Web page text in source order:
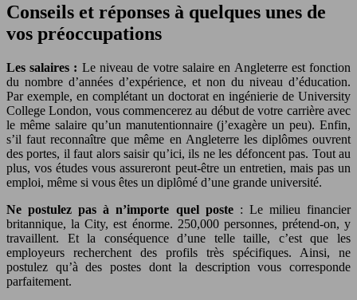
Conseils et réponses à quelques unes de
vos préoccupations
Les salaires : Le niveau de votre salaire en Angleterre est fonction
du nombre d’années d’expérience, et non du niveau d’éducation.
Par exemple, en complétant un doctorat en ingénierie de University
College London, vous commencerez au début de votre carrière avec
le même salaire qu’un manutentionnaire (j’exagère un peu). Enfin,
s’il faut reconnaître que même en Angleterre les diplômes ouvrent
des portes, il faut alors saisir qu’ici, ils ne les défoncent pas. Tout au
plus, vos études vous assureront peut-être un entretien, mais pas un
emploi, même si vous êtes un diplômé d’une grande université.
Ne postulez pas à n’importe quel poste : Le milieu financier
britannique, la City, est énorme. 250,000 personnes, prétend-on, y
travaillent. Et la conséquence d’une telle taille, c’est que les
employeurs recherchent des profils très spécifiques. Ainsi, ne
postulez qu’à des postes dont la description vous corresponde
parfaitement.